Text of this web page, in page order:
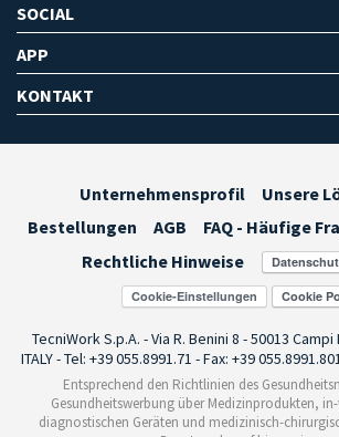
SOCIAL
APP
KONTAKT
Unternehmensprofil
Unsere
Bestellungen
AGB FAQ - Häufige
Rechtliche Hinweise
Cookie-Einstellungen
TecniWork S.p.A. - Via R. Benini 8 - 50013
ITALY - Tel: +39 055.8991.71 - Fax: +39
Entsprechend den Richtlinien des
Gesundheitswerbung über Medizinprodukten,
diagnostischen Geräten und medizinisch-